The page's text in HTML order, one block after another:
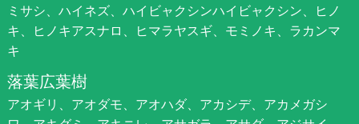
ミサシ、ハイネズ、ハイビャクシンハイビャクシン、ヒノ
キ、ヒノキアスナロ、ヒマラヤスギ、モミノキ、ラカンマ
キ
落葉広葉樹
アオギリ、アオダモ、アオハダ、アカシデ、アカメガシ